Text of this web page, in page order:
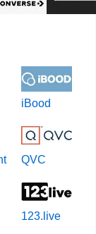
iBood
QVC
123.live